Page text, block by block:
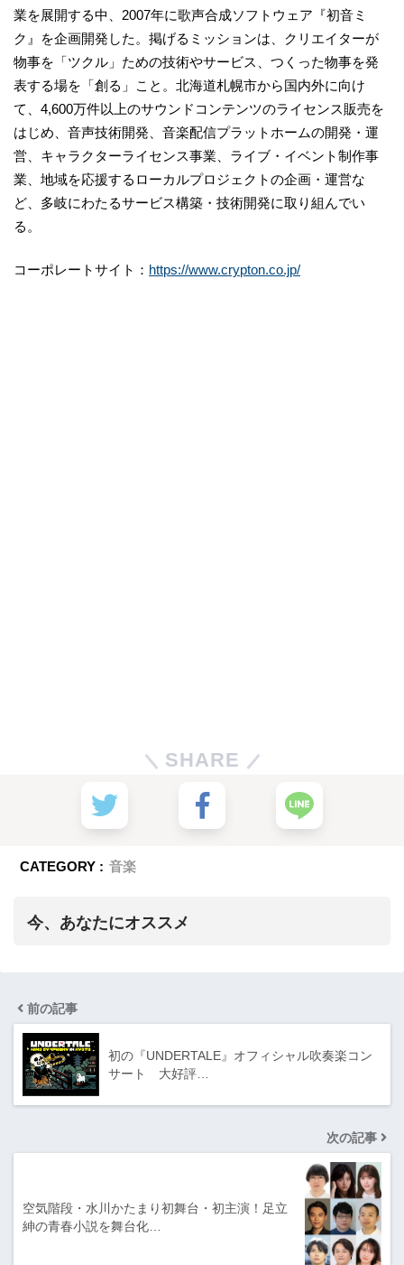
業を展開する中、2007年に歌声合成ソフトウェア『初音ミ
ク』を企画開発した。掲げるミッションは、クリエイターが
物事を「ツクル」ための技術やサービス、つくった物事を発
表する場を「創る」こと。北海道札幌市から国内外に向け
て、4,600万件以上のサウンドコンテンツのライセンス販売を
はじめ、音声技術開発、音楽配信プラットホームの開発・運
営、キャラクターライセンス事業、ライブ・イベント制作事
業、地域を応援するローカルプロジェクトの企画・運営な
ど、多岐にわたるサービス構築・技術開発に取り組んでい
る。
コーポレートサイト： https://www.crypton.co.jp/
SHARE
CATEGORY : 音楽
今、あなたにオススメ
前の記事
初の『UNDERTALE』オフィシャル吹奏楽コン
サート 大好評…
次の記事
空気階段・水川かたまり初舞台・初主演！足立
紳の青春小説を舞台化…